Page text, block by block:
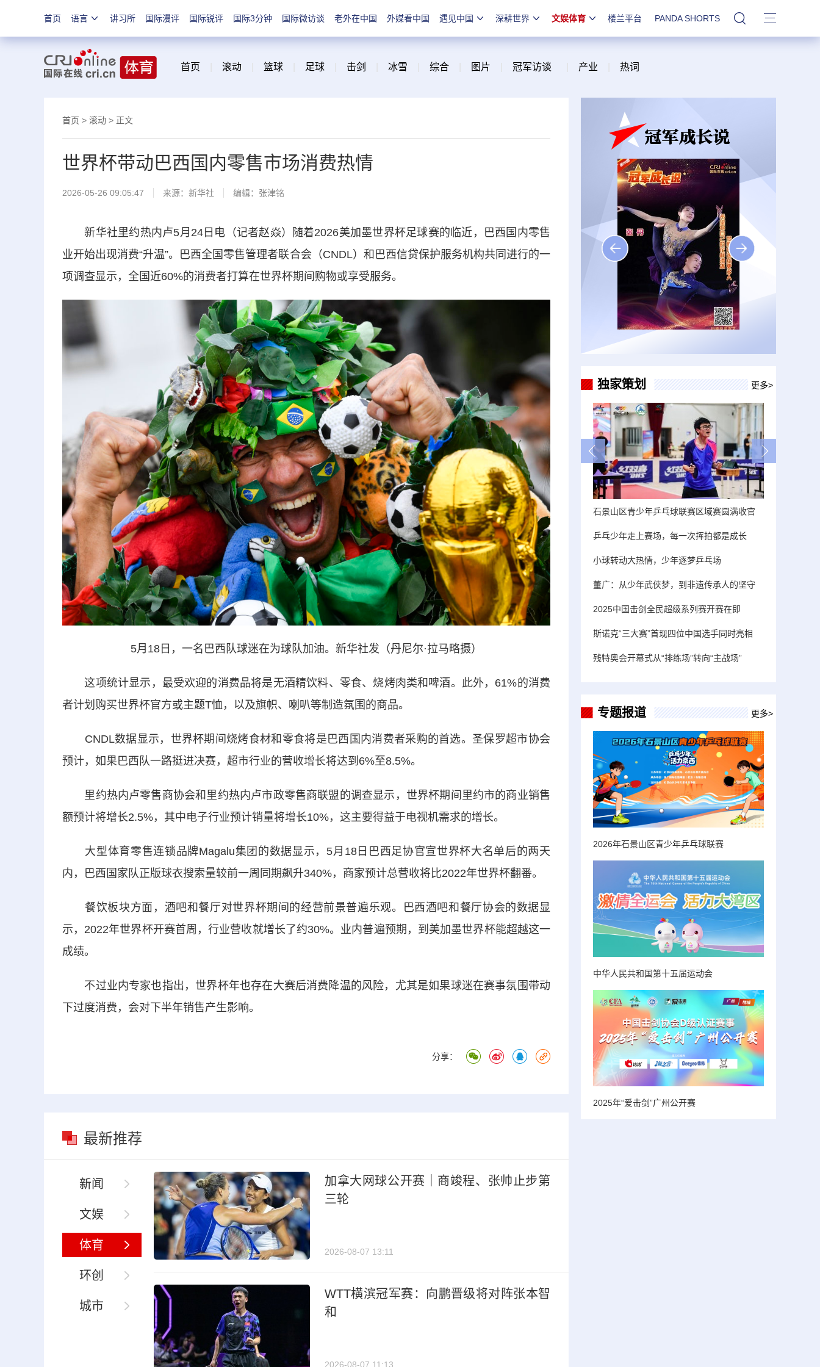
首页 语言 讲习所 国际漫评 国际锐评 国际3分钟 国际微访谈 老外在中国 外媒看中国 遇见中国 深耕世界 文娱体育 楼兰平台 PANDA SHORTS 站内搜索
首页 滚动 篮球 足球 击剑 冰雪 综合 图片 冠军访谈 产业 热词
首页 > 滚动 > 正文
世界杯带动巴西国内零售市场消费热情
2026-05-26 09:05:47 来源：新华社 编辑：张津铭
新华社里约热内卢5月24日电（记者赵焱）随着2026美加墨世界杯足球赛的临近，巴西国内零售
业开始出现消费“升温”。巴西全国零售管理者联合会（CNDL）和巴西信贷保护服务机构共同进行的一
项调查显示，全国近60%的消费者打算在世界杯期间购物或享受服务。
5月18日，一名巴西队球迷在为球队加油。新华社发（丹尼尔·拉马略摄）
这项统计显示，最受欢迎的消费品将是无酒精饮料、零食、烧烤肉类和啤酒。此外，61%的消费
者计划购买世界杯官方或主题T恤，以及旗帜、喇叭等制造氛围的商品。
CNDL数据显示，世界杯期间烧烤食材和零食将是巴西国内消费者采购的首选。圣保罗超市协会
预计，如果巴西队一路挺进决赛，超市行业的营收增长将达到6%至8.5%。
里约热内卢零售商协会和里约热内卢市政零售商联盟的调查显示，世界杯期间里约市的商业销售
额预计将增长2.5%，其中电子行业预计销量将增长10%，这主要得益于电视机需求的增长。
大型体育零售连锁品牌Magalu集团的数据显示，5月18日巴西足协官宣世界杯大名单后的两天
内，巴西国家队正版球衣搜索量较前一周同期飙升340%，商家预计总营收将比2022年世界杯翻番。
餐饮板块方面，酒吧和餐厅对世界杯期间的经营前景普遍乐观。巴西酒吧和餐厅协会的数据显
示，2022年世界杯开赛首周，行业营收就增长了约30%。业内普遍预期，到美加墨世界杯能超越这一
成绩。
不过业内专家也指出，世界杯年也存在大赛后消费降温的风险，尤其是如果球迷在赛事氛围带动
下过度消费，会对下半年销售产生影响。
分享：
最新推荐
新闻
文娱
体育
环创
城市
加拿大网球公开赛｜商竣程、张帅止步第
三轮
2026-08-07 13:11
WTT横滨冠军赛：向鹏晋级将对阵张本智
和
2026-08-07 11:13
独家策划 更多>
石景山区青少年乒乓球联赛区域赛圆满收官
乒乓少年走上赛场，每一次挥拍都是成长
小球转动大热情，少年逐梦乒乓场
董广：从少年武侠梦，到非遗传承人的坚守
2025中国击剑全民超级系列赛开赛在即
斯诺克“三大赛”首现四位中国选手同时亮相
残特奥会开幕式从“排练场”转向“主战场”
专题报道 更多>
2026年石景山区青少年乒乓球联赛
中华人民共和国第十五届运动会
2025年“爱击剑”广州公开赛